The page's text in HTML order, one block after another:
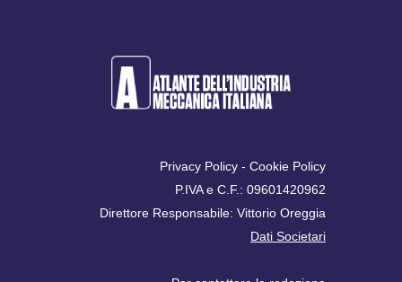
Privacy Policy - Cookie Policy
P.IVA e C.F.: 09601420962
Direttore Responsabile: Vittorio Oreggia
Dati Societari